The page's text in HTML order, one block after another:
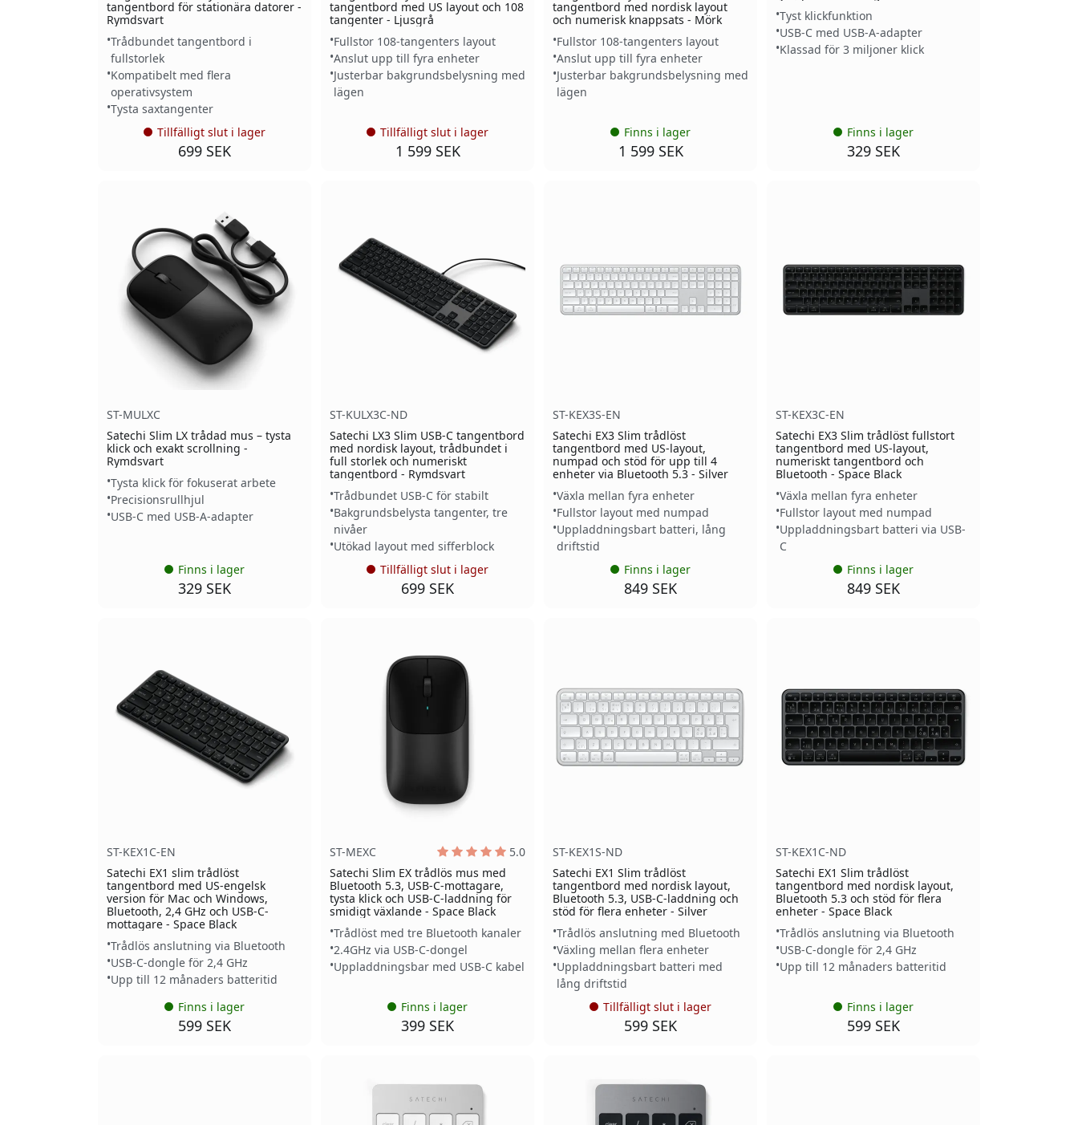
tangentbord för stationära datorer -
Rymdsvart
Trådbundet tangentbord i
fullstorlek
Kompatibelt med flera
operativsystem
Tysta saxtangenter
Tillfälligt slut i lager
699 SEK
tangentbord med US layout och 108
tangenter - Ljusgrå
Fullstor 108-tangenters layout
Anslut upp till fyra enheter
Justerbar bakgrundsbelysning med
lägen
Tillfälligt slut i lager
1 599 SEK
tangentbord med nordisk layout
och numerisk knappsats - Mörk
Fullstor 108-tangenters layout
Anslut upp till fyra enheter
Justerbar bakgrundsbelysning med
lägen
Finns i lager
1 599 SEK
Tyst klickfunktion
USB-C med USB-A-adapter
Klassad för 3 miljoner klick
Finns i lager
329 SEK
ST-MULXC
Satechi Slim LX trådad mus – tysta
klick och exakt scrollning -
Rymdsvart
Tysta klick för fokuserat arbete
Precisionsrullhjul
USB-C med USB-A-adapter
Finns i lager
329 SEK
ST-KULX3C-ND
Satechi LX3 Slim USB-C tangentbord
med nordisk layout, trådbundet i
full storlek och numeriskt
tangentbord - Rymdsvart
Trådbundet USB-C för stabilt
Bakgrundsbelysta tangenter, tre
nivåer
Utökad layout med sifferblock
Tillfälligt slut i lager
699 SEK
ST-KEX3S-EN
Satechi EX3 Slim trådlöst
tangentbord med US-layout,
numpad och stöd för upp till 4
enheter via Bluetooth 5.3 - Silver
Växla mellan fyra enheter
Fullstor layout med numpad
Uppladdningsbart batteri, lång
driftstid
Finns i lager
849 SEK
ST-KEX3C-EN
Satechi EX3 Slim trådlöst fullstort
tangentbord med US-layout,
numeriskt tangentbord och
Bluetooth - Space Black
Växla mellan fyra enheter
Fullstor layout med numpad
Uppladdningsbart batteri via USB-
C
Finns i lager
849 SEK
ST-KEX1C-EN
Satechi EX1 slim trådlöst
tangentbord med US-engelsk
version för Mac och Windows,
Bluetooth, 2,4 GHz och USB-C-
mottagare - Space Black
Trådlös anslutning via Bluetooth
USB-C-dongle för 2,4 GHz
Upp till 12 månaders batteritid
Finns i lager
599 SEK
ST-MEXC
5.0
Satechi Slim EX trådlös mus med
Bluetooth 5.3, USB-C-mottagare,
tysta klick och USB-C-laddning för
smidigt växlande - Space Black
Trådlöst med tre Bluetooth kanaler
2.4GHz via USB-C-dongel
Uppladdningsbar med USB-C kabel
Finns i lager
399 SEK
ST-KEX1S-ND
Satechi EX1 Slim trådlöst
tangentbord med nordisk layout,
Bluetooth 5.3, USB-C-laddning och
stöd för flera enheter - Silver
Trådlös anslutning med Bluetooth
Växling mellan flera enheter
Uppladdningsbart batteri med
lång driftstid
Tillfälligt slut i lager
599 SEK
ST-KEX1C-ND
Satechi EX1 Slim trådlöst
tangentbord med nordisk layout,
Bluetooth 5.3 och stöd för flera
enheter - Space Black
Trådlös anslutning via Bluetooth
USB-C-dongle för 2,4 GHz
Upp till 12 månaders batteritid
Finns i lager
599 SEK